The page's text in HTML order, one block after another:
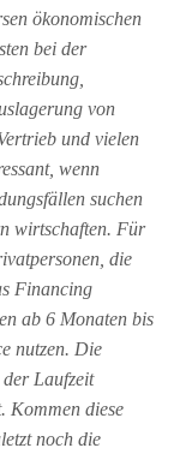
ökonomischen
bei der
von
und vielen
wenn
suchen
wirtschaften. Für
die
Financing
ab 6 Monaten bis
nutzen. Die
Laufzeit
Kommen diese
noch die